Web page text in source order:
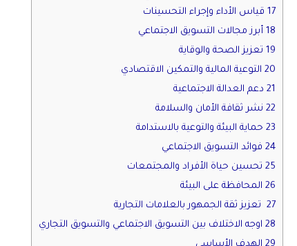
17 قياس الأداء وإجراء التحسينات
18 أبرز مجالات التسويق الاجتماعي
19 تعزيز الصحة والوقاية
20 التوعية المالية والتمكين الاقتصادي
21 دعم العدالة الاجتماعية
22 نشر ثقافة الأمان والسلامة
23 حماية البيئة والتوعية بالاستدامة
24 فوائد التسويق الاجتماعي
25 تحسين حياة الأفراد والمجتمعات
26 المحافظة على البيئة
27 تعزيز ثقة الجمهور بالعلامات التجارية
28 اوجه الاختلاف بين التسويق الاجتماعي والتسويق التجاري